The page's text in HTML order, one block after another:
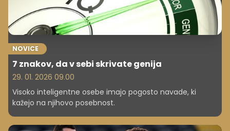
NOVICE
7 znakov, da v sebi skrivate genija
29. 01. 2026 09.00
Visoko inteligentne osebe imajo pogosto navade, ki
kažejo na njihovo posebnost.